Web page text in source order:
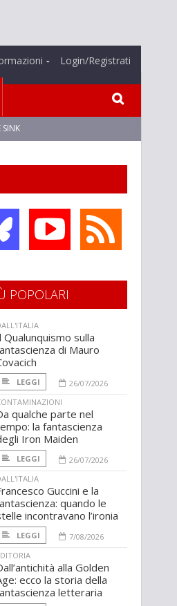
Login/Registrati
SINK
POPOLARI
Qualunquismo sulla
di Mauro
LEGGI
26/07/2026
qualche parte nel
la fantascienza
Iron Maiden
LEGGI
26/07/2026
Guccini e la
quando le
incontravano l’ironia
LEGGI
7/08/2026
alla Golden
ecco la storia della
letteraria